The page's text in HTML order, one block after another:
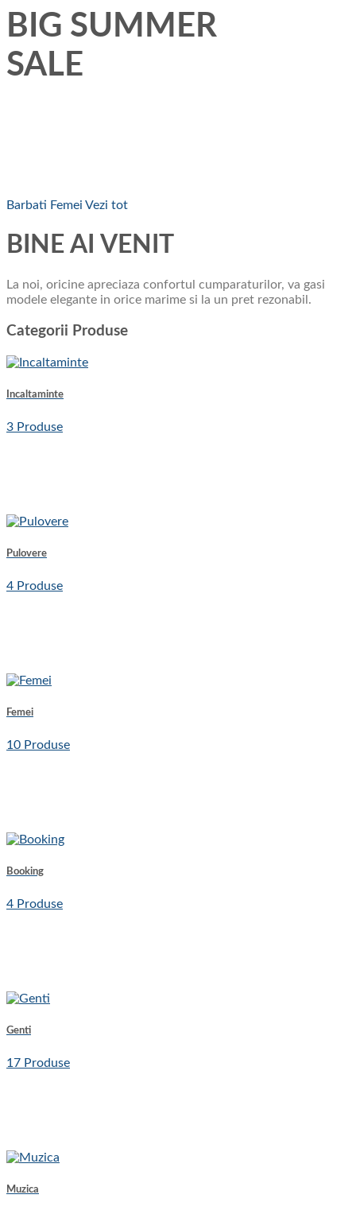
BIG SUMMER
SALE
Barbati Femei Vezi tot
BINE AI VENIT
La noi, oricine apreciaza confortul cumparaturilor, va gasi
modele elegante in orice marime si la un pret rezonabil.
Categorii Produse
Incaltaminte
3 Produse
Pulovere
4 Produse
Femei
10 Produse
Booking
4 Produse
Genti
17 Produse
Muzica